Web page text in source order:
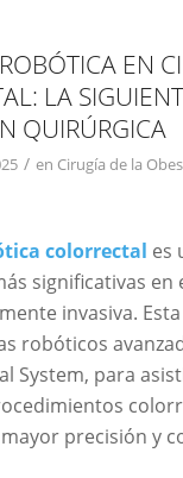
EN
LA
QUIRÚRGICA
/ en Cirugía de la
colorrectal es
significativas en
invasiva.
robóticos
System, para
precisión y